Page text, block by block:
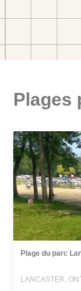
Plages
Plage du parc
LANCASTER,